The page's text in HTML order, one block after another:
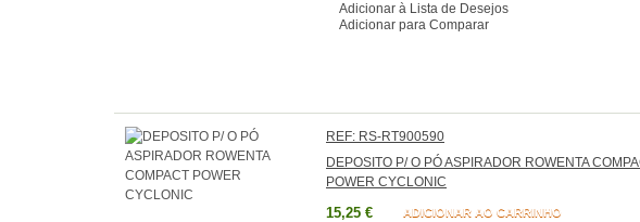
Adicionar à Lista de Desejos
Adicionar para Comparar
REF: RS-RT900590
DEPOSITO P/ O PÓ ASPIRADOR ROWENTA
POWER CYCLONIC
15,25 € ADICIONAR AO CARRINHO